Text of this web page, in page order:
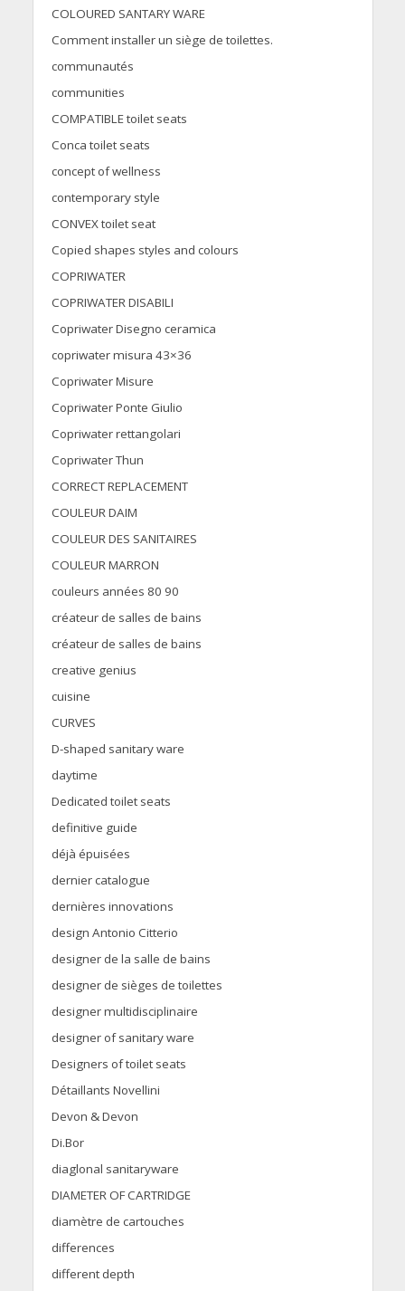
COLOURED SANTARY WARE
Comment installer un siège de toilettes.
communautés
communities
COMPATIBLE toilet seats
Conca toilet seats
concept of wellness
contemporary style
CONVEX toilet seat
Copied shapes styles and colours
COPRIWATER
COPRIWATER DISABILI
Copriwater Disegno ceramica
copriwater misura 43×36
Copriwater Misure
Copriwater Ponte Giulio
Copriwater rettangolari
Copriwater Thun
CORRECT REPLACEMENT
COULEUR DAIM
COULEUR DES SANITAIRES
COULEUR MARRON
couleurs années 80 90
créateur de salles de bains
créateur de salles de bains
creative genius
cuisine
CURVES
D-shaped sanitary ware
daytime
Dedicated toilet seats
definitive guide
déjà épuisées
dernier catalogue
dernières innovations
design Antonio Citterio
designer de la salle de bains
designer de sièges de toilettes
designer multidisciplinaire
designer of sanitary ware
Designers of toilet seats
Détaillants Novellini
Devon & Devon
Di.Bor
diaglonal sanitaryware
DIAMETER OF CARTRIDGE
diamètre de cartouches
differences
different depth